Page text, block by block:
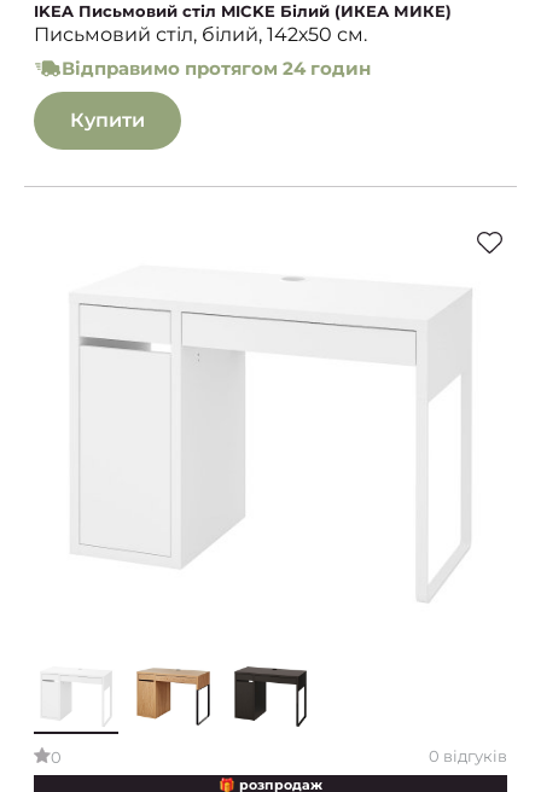
IKEA Письмовий стіл MICKE Білий (ИКЕА МИКЕ)
Письмовий стіл, білий, 142х50 см.
Відправимо протягом 24 годин
Купити
0 0 відгуків
🎁 розпродаж